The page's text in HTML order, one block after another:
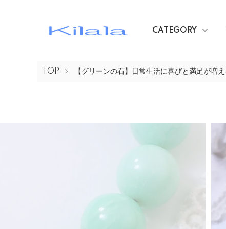
CATEGORY
TOP 【グリーンの石】日常生活に喜びと満足が増え